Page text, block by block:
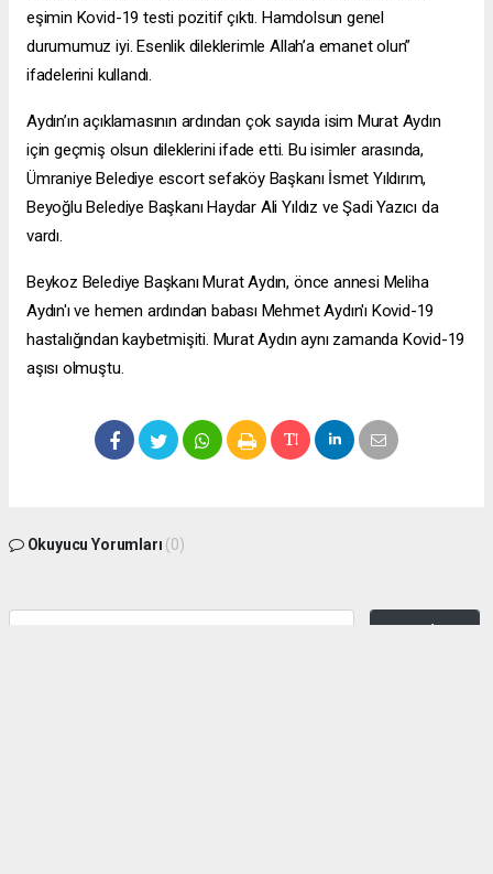
eşimin Kovid-19 testi pozitif çıktı. Hamdolsun genel
durumumuz iyi. Esenlik dileklerimle Allah’a emanet olun”
ifadelerini kullandı.
Aydın’ın açıklamasının ardından çok sayıda isim Murat Aydın
için geçmiş olsun dileklerini ifade etti. Bu isimler arasında,
Ümraniye Belediye escort sefaköyBaşkanı İsmet Yıldırım,
Beyoğlu Belediye Başkanı Haydar Ali Yıldız ve Şadi Yazıcı da
vardı.
Beykoz Belediye Başkanı Murat Aydın, önce annesi Meliha
Aydın'ı ve hemen ardından babası Mehmet Aydın'ı Kovid-19
hastalığından kaybetmişiti. Murat Aydın aynı zamanda Kovid-19
aşısı olmuştu.
Okuyucu Yorumları (0)
Gönder